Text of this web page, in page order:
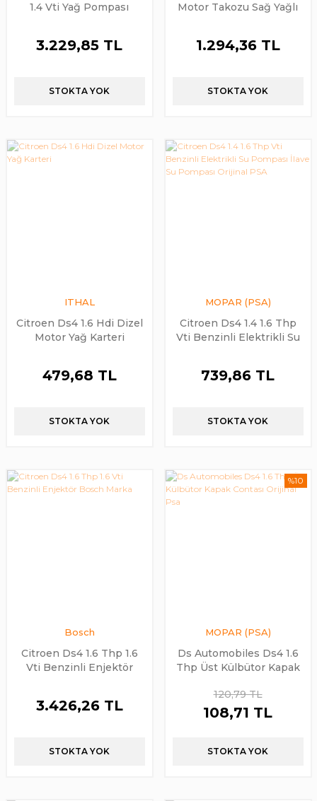
1.4 Vti Yağ Pompası
3.229,85 TL
STOKTA YOK
Motor Takozu Sağ Yağlı
1.294,36 TL
STOKTA YOK
ITHAL
Citroen Ds4 1.6 Hdi Dizel
Motor Yağ Karteri
479,68 TL
STOKTA YOK
MOPAR (PSA)
Citroen Ds4 1.4 1.6 Thp
Vti Benzinli Elektrikli Su
739,86 TL
STOKTA YOK
Bosch
Citroen Ds4 1.6 Thp 1.6
Vti Benzinli Enjektör
3.426,26 TL
STOKTA YOK
%10
MOPAR (PSA)
Ds Automobiles Ds4 1.6
Thp Üst Külbütor Kapak
120,79 TL
108,71 TL
STOKTA YOK